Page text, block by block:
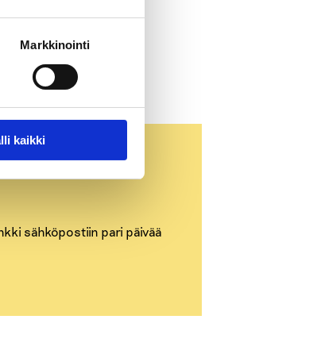
Markkinointi
kaikki
sähköpostiin pari päivää